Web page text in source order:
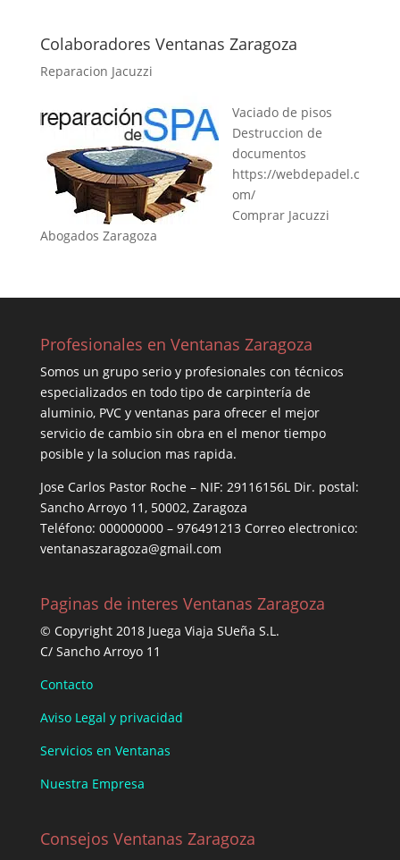
Colaboradores Ventanas Zaragoza
Reparacion Jacuzzi
Vaciado de pisos
Destruccion de
documentos
https://webdepadel.c
om/
Comprar Jacuzzi
Abogados Zaragoza
Profesionales en Ventanas Zaragoza
Somos un grupo serio y profesionales con técnicos
especializados en todo tipo de carpintería de
aluminio, PVC y ventanas para ofrecer el mejor
servicio de cambio sin obra en el menor tiempo
posible y la solucion mas rapida.
Jose Carlos Pastor Roche – NIF: 29116156L Dir. postal:
Sancho Arroyo 11, 50002, Zaragoza
Teléfono: 000000000 – 976491213 Correo electronico:
ventanaszaragoza@gmail.com
Paginas de interes Ventanas Zaragoza
© Copyright 2018 Juega Viaja SUeña S.L.
C/ Sancho Arroyo 11
Contacto
Aviso Legal y privacidad
Servicios en Ventanas
Nuestra Empresa
Consejos Ventanas Zaragoza